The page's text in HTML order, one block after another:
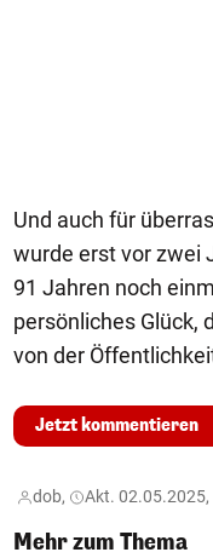
Und auch für
wurde erst vor zwei
91 Jahren noch
persönliches Glück,
von der
Jetzt kommentieren
dob, Akt.
Mehr zum Thema